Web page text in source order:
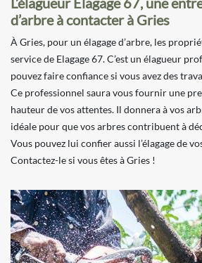
d’arbre à contacter à Gries
À Gries, pour un élagage d’arbre, les
service de Elagage 67. C’est un élagueur
pouvez faire confiance si vous avez des
Ce professionnel saura vous fournir une
hauteur de vos attentes. Il donnera à vos
idéale pour que vos arbres contribuent à
Vous pouvez lui confier aussi l’élagage de
Contactez-le si vous êtes à Gries !